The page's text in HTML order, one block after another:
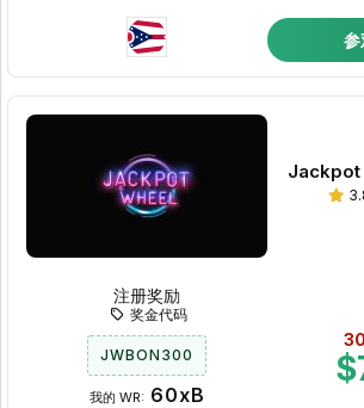
参
Jackpot
注册奖励
奖金代码
JWBON300
我的 WR: 60xB